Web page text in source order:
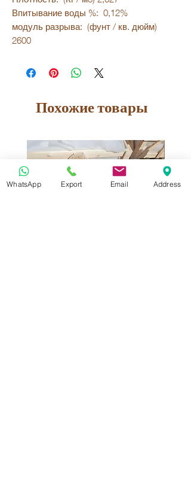
Впитывание воды %: 0,12%
модуль разрыва: (фунт / кв. дюйм)
2600
Похожие товары
WhatsApp Export Email Address